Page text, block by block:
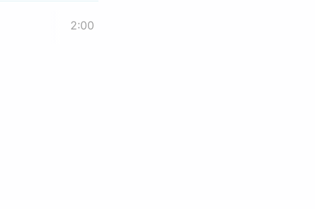
2:00